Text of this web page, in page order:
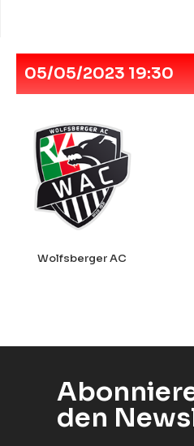
05/05/2023 19:30
Wolfsberger AC
den